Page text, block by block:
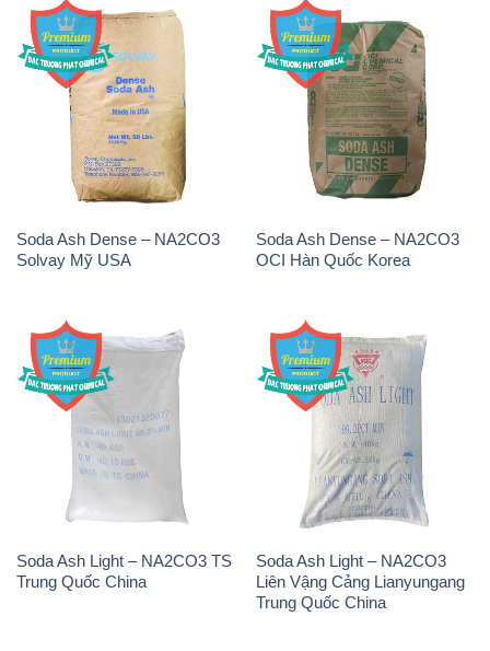
Soda Ash Dense – NA2CO3
Solvay Mỹ USA
Soda Ash Dense – NA2CO3
OCI Hàn Quốc Korea
Soda Ash Light – NA2CO3 TS
Trung Quốc China
Soda Ash Light – NA2CO3
Liên Vậng Cảng Lianyungang
Trung Quốc China